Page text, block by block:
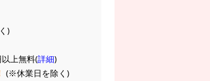
)
上無料(詳細)
(※休業日を除く)